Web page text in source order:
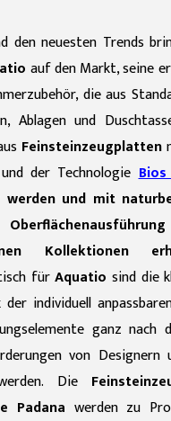
den neuesten Trends
auf den Markt, seine
die aus
Ablagen und
Feinsteinzeugplatten
der Technologie
und mit
Kollektionen
fürAquatio sind die
der individuell
ganz nach
von Designern
Die
Padana werden zu